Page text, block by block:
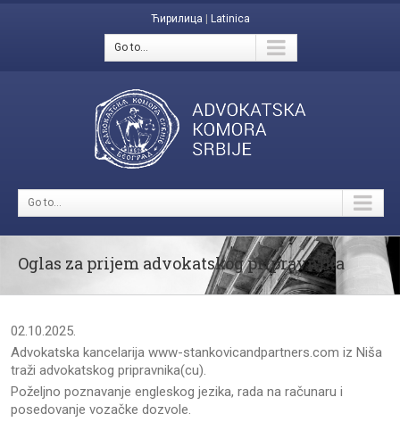
Ћирилица Latinica
Go to...
Go to...
Oglas za prijem advokatskog pripravnika
02.10.2025.
Advokatska kancelarija www-stankovicandpartners.com iz Niša
traži advokatskog pripravnika(cu).
Poželjno poznavanje engleskog jezika, rada na računaru i
posedovanje vozačke dozvole.